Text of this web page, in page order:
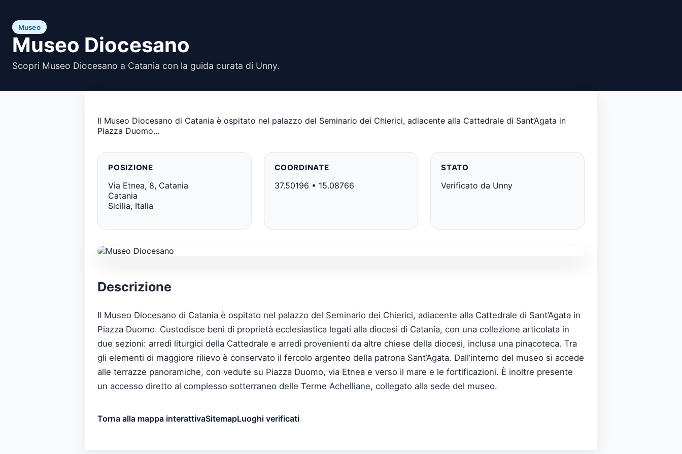
Museo
Museo Diocesano
Scopri Museo Diocesano a Catania con la guida curata di Unny.
Il Museo Diocesano di Catania è ospitato nel palazzo del Seminario dei Chierici, adiacente alla Cattedrale di Sant’Agata in
Piazza Duomo...
POSIZIONE
Via Etnea, 8, Catania
Catania
Sicilia, Italia
COORDINATE
37.50196 • 15.08766
STATO
Verificato da Unny
Descrizione
Il Museo Diocesano di Catania è ospitato nel palazzo del Seminario dei Chierici, adiacente alla Cattedrale di Sant’Agata in
Piazza Duomo. Custodisce beni di proprietà ecclesiastica legati alla diocesi di Catania, con una collezione articolata in
due sezioni: arredi liturgici della Cattedrale e arredi provenienti da altre chiese della diocesi, inclusa una pinacoteca. Tra
gli elementi di maggiore rilievo è conservato il fercolo argenteo della patrona Sant’Agata. Dall’interno del museo si accede
alle terrazze panoramiche, con vedute su Piazza Duomo, via Etnea e verso il mare e le fortificazioni. È inoltre presente
un accesso diretto al complesso sotterraneo delle Terme Achelliane, collegato alla sede del museo.
Torna alla mappa interattivaSitemapLuoghi verificati